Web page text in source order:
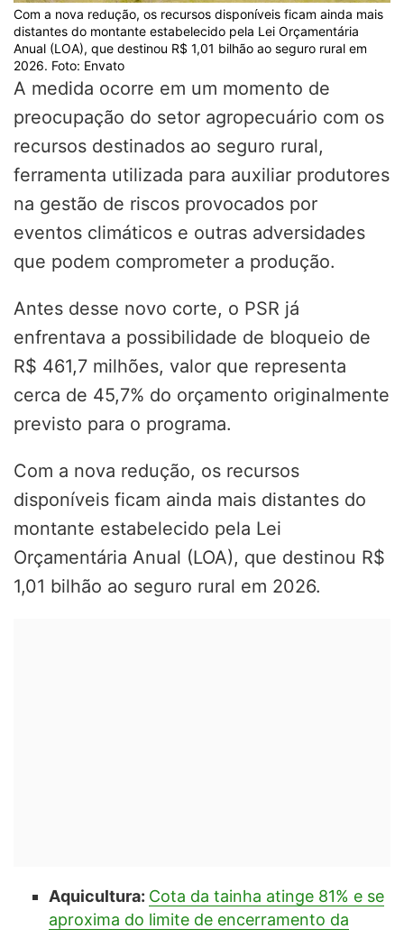
Com a nova redução, os recursos disponíveis ficam ainda mais
distantes do montante estabelecido pela Lei Orçamentária
Anual (LOA), que destinou R$ 1,01 bilhão ao seguro rural em
2026. Foto: Envato
A medida ocorre em um momento de
preocupação do setor agropecuário com os
recursos destinados ao seguro rural,
ferramenta utilizada para auxiliar produtores
na gestão de riscos provocados por
eventos climáticos e outras adversidades
que podem comprometer a produção.
Antes desse novo corte, o PSR já
enfrentava a possibilidade de bloqueio de
R$ 461,7 milhões, valor que representa
cerca de 45,7% do orçamento originalmente
previsto para o programa.
Com a nova redução, os recursos
disponíveis ficam ainda mais distantes do
montante estabelecido pela Lei
Orçamentária Anual (LOA), que destinou R$
1,01 bilhão ao seguro rural em 2026.
Aquicultura: Cota da tainha atinge 81% e se
aproxima do limite de encerramento da